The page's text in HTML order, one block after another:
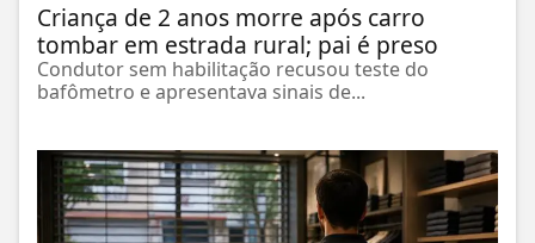
Criança de 2 anos morre após carro
tombar em estrada rural; pai é preso
Condutor sem habilitação recusou teste do
bafômetro e apresentava sinais de...